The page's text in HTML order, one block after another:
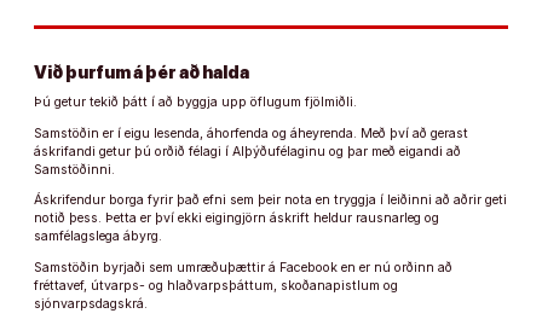
Við þurfum á þér að halda
Þú getur tekið þátt í að byggja upp öflugum fjölmiðli.
Samstöðin er í eigu lesenda, áhorfenda og áheyrenda. Með því að gerast
áskrifandi getur þú orðið félagi í Alþýðufélaginu og þar með eigandi að
Samstöðinni.
Áskrifendur borga fyrir það efni sem þeir nota en tryggja í leiðinni að aðrir geti
notið þess. Þetta er því ekki eigingjörn áskrift heldur rausnarleg og
samfélagslega ábyrg.
Samstöðin byrjaði sem umræðuþættir á Facebook en er nú orðinn að
fréttavef, útvarps- og hlaðvarpsþáttum, skoðanapistlum og
sjónvarpsdagskrá.